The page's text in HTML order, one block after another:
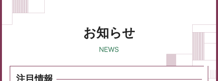
お知らせ
注目情報